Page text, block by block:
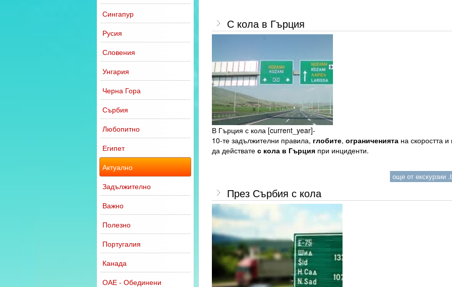
Сингапур
Русия
Словения
Унгария
Черна Гора
Сърбия
Любопитно
Египет
Актуално
Задължително
Важно
Полезно
Португалия
Канада
ОАЕ - Обединени
С кола в Гърция
В Гърция с кола [current_year]-
10-те задължителни правила, глобите, ограничениятана скоростта и
да действате с кола в Гърцияпри инциденти.
още от екскурзии
През Сърбия с кола